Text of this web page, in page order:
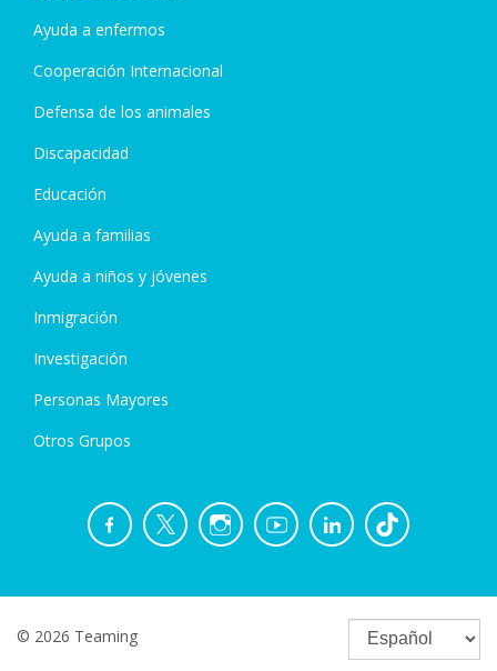
Ayuda a enfermos
Cooperación Internacional
Defensa de los animales
Discapacidad
Educación
Ayuda a familias
Ayuda a niños y jóvenes
Inmigración
Investigación
Personas Mayores
Otros Grupos
© 2026 Teaming